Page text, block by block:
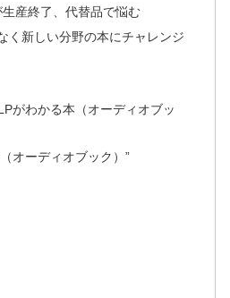
産終了、代替品で悩む
く新しい分野の本にチャレンジ
がわかる本（オーディオブッ
オーディオブック）”